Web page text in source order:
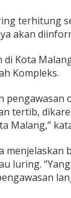
terhitung
akan
Kota
Kompleks.
tertib,
Malang,”
menjelaskan
luring.